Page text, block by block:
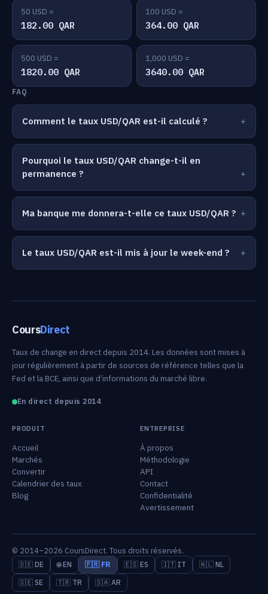
50 USD =
182.00 QAR
100 USD =
364.00 QAR
500 USD =
1820.00 QAR
1,000 USD =
3640.00 QAR
FAQ
Comment le taux USD/QAR est-il calculé ?
Pourquoi le taux USD/QAR change-t-il en
permanence ?
Ma banque me donnera-t-elle ce taux USD/QAR ?
Le taux USD/QAR est-il mis à jour le week-end ?
CoursDirect
Taux de change en direct depuis 2014. Les données sont mises à
jour régulièrement à partir de sources de référence telles que la
Fed et la BCE, ainsi que d’informations du marché libre.
En direct depuis 2014
PRODUIT
Accueil
Marchés
Convertir
Calendrier des taux
Blog
ENTREPRISE
À propos
Méthodologie
API
Contact
Confidentialité
Avertissement
© 2014–2026 CoursDirect. Tous droits réservés.
🇩🇪 DE 🌐 EN 🇫🇷 FR 🇪🇸 ES 🇮🇹 IT
🇳🇱 NL
🇸🇪 SE
🇹🇷 TR 🇸🇦 AR